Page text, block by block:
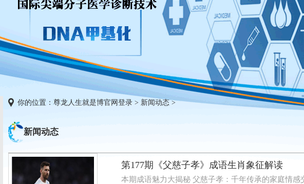
你的位置： 尊龙人生就是博官网登录 > 新闻动态>
新闻动态
第177期《父慈子孝》成语生肖象征解读
本期成语魅力大揭秘 父慈子孝：千年传承的家庭情